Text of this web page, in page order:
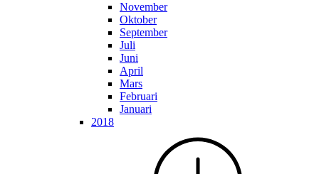
November
Oktober
September
Juli
Juni
April
Mars
Februari
Januari
2018